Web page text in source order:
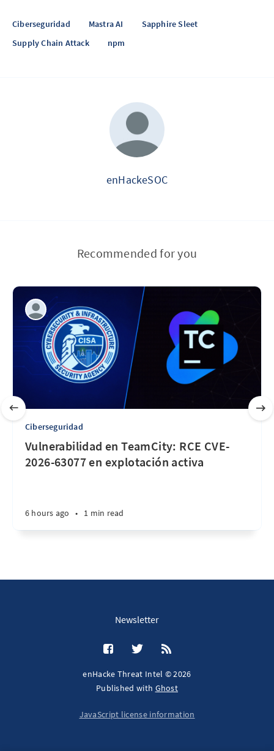
Ciberseguridad Mastra AI
Sapphire Sleet
Supply Chain Attack
npm
enHackeSOC
Recommended for you
Ciberseguridad
Vulnerabilidad en TeamCity: RCE CVE-
2026-63077 en explotación activa
6 hours ago • 1 min read
Newsletter
enHacke Threat Intel © 2026
Published with Ghost
JavaScript license information